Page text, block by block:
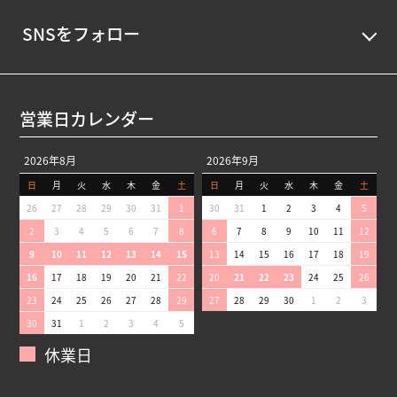
SNSをフォロー
営業日カレンダー
2026年8月
日 月 火 水 木 金
土
26
27 28 29 30 31
1
2
3 4 5 6 7
8
9
10 11 12 13 14
15
16
17 18 19 20 21
22
23
24 25 26 27 28
29
30
31 1 2 3 4 5
2026年9月
日 月 火 水 木 金
土
30
31 1 2 3 4
5
6
7 8 9 10 11
12
13
14 15 16 17 18
19
20
21 22 23 24 25
26
27
28 29 30 1 2 3
休業日